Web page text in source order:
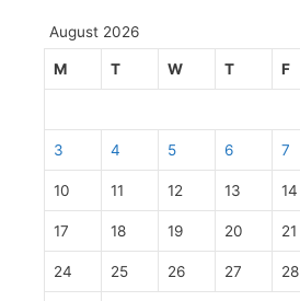
August 2026
M T W T F
3 4 5 6 7
10 11 12 13 14
17 18 19 20 21
24 25 26 27 28